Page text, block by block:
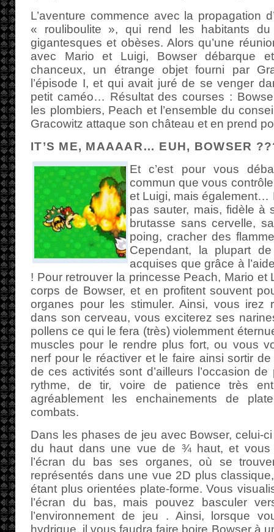
L’aventure commence avec la propagation
« rouliboulite », qui rend les habitants du
gigantesques et obèses. Alors qu’une
avec Mario et Luigi, Bowser débarque
chanceux, un étrange objet fourni par
l’épisode I, et qui avait juré de se venger
petit caméo… Résultat des courses :
les plombiers, Peach et l’ensemble du
Gracowitz attaque son château et en prend
IT’S ME, MAAAAR… EUH, BOWSER
Et c’est pour vous
commun que vous
et Luigi, mais également…
pas sauter, mais, fidèle à
brutasse sans cervelle,
poing, cracher des
Cependant, la plupart
acquises que grâce à
! Pour retrouver la princesse Peach, Mario et
corps de Bowser, et en profitent souvent
organes pour les stimuler. Ainsi, vous irez
dans son cerveau, vous exciterez ses
pollens ce qui le fera (très) violemment
muscles pour le rendre plus fort, ou vous
nerf pour le réactiver et le faire ainsi sortir
de ces activités sont d’ailleurs l’occasion de
rythme, de tir, voire de patience très
agréablement les enchainements de
combats.
Dans les phases de jeu avec Bowser, celui-
du haut dans une vue de ¾ haut, et vous
l’écran du bas ses organes, où se
représentés dans une vue 2D plus
étant plus orientées plate-forme. Vous
l’écran du bas, mais pouvez basculer
l’environnement de jeu . Ainsi, lorsque
hydrique, il vous faudra faire boire Bowser à